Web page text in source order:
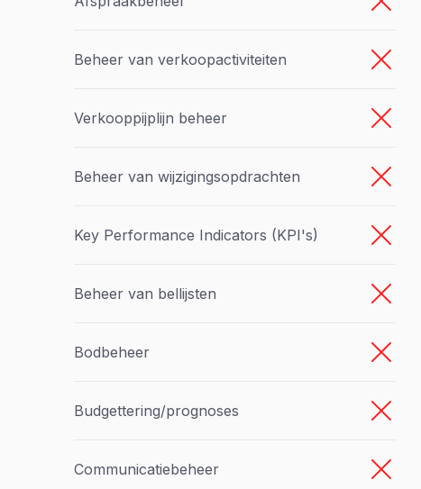
Beheer van verkoopactiviteiten
Verkooppijplijn beheer
Beheer van wijzigingsopdrachten
Key Performance Indicators (KPI's)
Beheer van bellijsten
Bodbeheer
Budgettering/prognoses
Communicatiebeheer